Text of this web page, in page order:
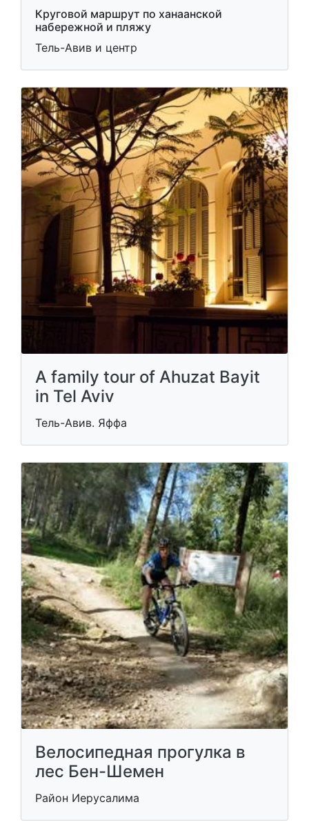
Круговой маршрут по ханаанской
набережной и пляжу
Тель-Авив и центр
A family tour of Ahuzat Bayit
in Tel Aviv
Тель-Авив. Яффа
Велосипедная прогулка в
лес Бен-Шемен
Район Иерусалима